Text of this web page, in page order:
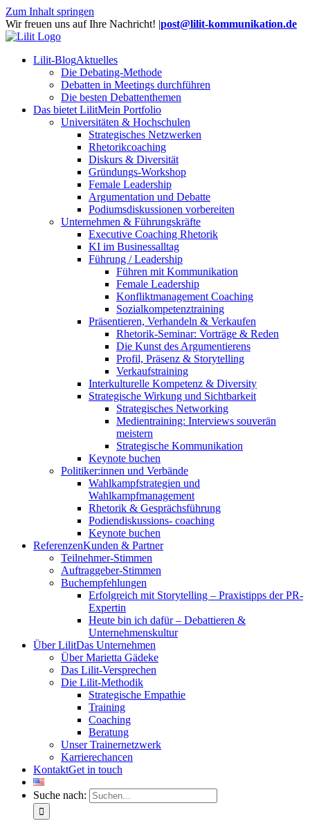
Zum Inhalt springen
Wir freuen uns auf Ihre Nachricht! |post@lilit-kommunikation.de
Lilit-BlogAktuelles
Die Debating-Methode
Debatten in Meetings durchführen
Die besten Debattenthemen
Das bietet LilitMein Portfolio
Universitäten & Hochschulen
Strategisches Netzwerken
Rhetorikcoaching
Diskurs & Diversität
Gründungs-Workshop
Female Leadership
Argumentation und Debatte
Podiumsdiskussionen vorbereiten
Unternehmen & Führungskräfte
Executive Coaching Rhetorik
KI im Businessalltag
Führung / Leadership
Führen mit Kommunikation
Female Leadership
Konfliktmanagement Coaching
Sozialkompetenztraining
Präsentieren, Verhandeln & Verkaufen
Rhetorik-Seminar: Vorträge & Reden
Die Kunst des Argumentierens
Profil, Präsenz & Storytelling
Verkaufstraining
Interkulturelle Kompetenz & Diversity
Strategische Wirkung und Sichtbarkeit
Strategisches Networking
Medientraining: Interviews souverän
meistern
Strategische Kommunikation
Keynote buchen
Politiker:innen und Verbände
Wahlkampfstrategien und
Wahlkampfmanagement
Rhetorik & Gesprächsführung
Podiendiskussions- coaching
Keynote buchen
ReferenzenKunden & Partner
Teilnehmer-Stimmen
Auftraggeber-Stimmen
Buchempfehlungen
Erfolgreich mit Storytelling – Praxistipps der PR-
Expertin
Heute bin ich dafür – Debattieren &
Unternehmenskultur
Über LilitDas Unternehmen
Über Marietta Gädeke
Das Lilit-Versprechen
Die Lilit-Methodik
Strategische Empathie
Training
Coaching
Beratung
Unser Trainernetzwerk
Karrierechancen
KontaktGet in touch
Suche nach: